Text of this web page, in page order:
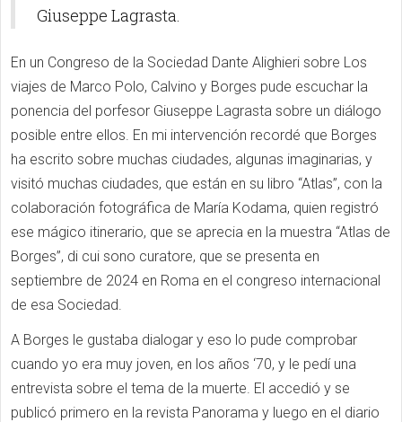
Giuseppe Lagrasta.
En un Congreso de la Sociedad Dante Alighieri sobre Los
viajes de Marco Polo, Calvino y Borges pude escuchar la
ponencia del porfesor Giuseppe Lagrasta sobre un diálogo
posible entre ellos. En mi intervención recordé que Borges
ha escrito sobre muchas ciudades, algunas imaginarias, y
visitó muchas ciudades, que están en su libro “Atlas”, con la
colaboración fotográfica de María Kodama, quien registró
ese mágico itinerario, que se aprecia en la muestra “Atlas de
Borges”, di cui sono curatore, que se presenta en
septiembre de 2024 en Roma en el congreso internacional
de esa Sociedad.
A Borges le gustaba dialogar y eso lo pude comprobar
cuando yo era muy joven, en los años ‘70, y le pedí una
entrevista sobre el tema de la muerte. El accedió y se
publicó primero en la revista Panorama y luego en el diario